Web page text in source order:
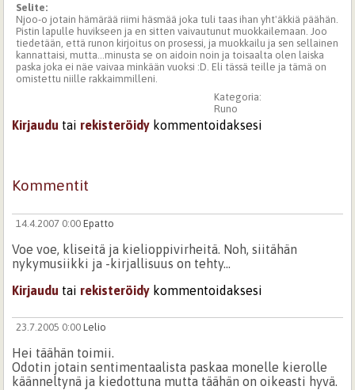
Selite:
Njoo-o jotain hämärää riimi häsmää joka tuli taas ihan yht'äkkiä päähän.
Pistin lapulle huvikseen ja en sitten vaivautunut muokkailemaan. Joo
tiedetään, että runon kirjoitus on prosessi, ja muokkailu ja sen sellainen
kannattaisi, mutta...minusta se on aidoin noin ja toisaalta olen laiska
paska joka ei näe vaivaa minkään vuoksi :D. Eli tässä teille ja tämä on
omistettu niille rakkaimmilleni.
Kategoria:
Runo
Kirjaudu tai rekisteröidy kommentoidaksesi
Kommentit
14.4.2007 0:00 Epatto
Voe voe, kliseitä ja kielioppivirheitä. Noh, siitähän
nykymusiikki ja -kirjallisuus on tehty...
Kirjaudu tai rekisteröidy kommentoidaksesi
23.7.2005 0:00 Lelio
Hei täähän toimii.
Odotin jotain sentimentaalista paskaa monelle kierolle
käänneltynä ja kiedottuna mutta täähän on oikeasti hyvä.